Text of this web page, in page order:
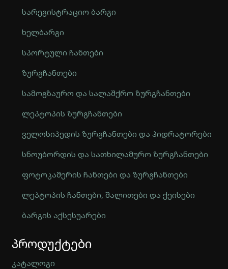
სარეგისტრაციო ბარგი
ხელბარგი
სპორტული ჩანთები
ზურგჩანთები
სამოგზაურო და სალაშქრო ზურგჩანთები
ლეპტოპის ზურგჩანთები
ველოსიპედის ზურგჩანთები და ჰიდრატორები
სნოუბორდის და სათხილამურო ზურგჩანთები
ფოტოკამერის ჩანთები და ზურგჩანთები
ლეპტოპის ჩანთები, შალითები და ქეისები
ბარგის აქსესუარები
Hierarchic
Categories
in
პროდუქტები
კატალოგი